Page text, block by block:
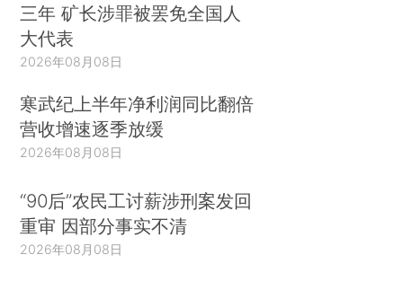
三年 矿长涉罪被罢免全国人
大代表
2026年08月08日
寒武纪上半年净利润同比翻倍
营收增速逐季放缓
2026年08月08日
“90后”农民工讨薪涉刑案发回
重审 因部分事实不清
2026年08月08日